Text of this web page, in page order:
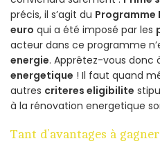
précis, il s’agit du Programme
euro qui a été imposé par les
acteur dans ce programme
energie. Apprêtez-vous donc
energetique ! Il faut quand
autres criteres eligibilite
à la rénovation energetique
Tant d’avantages à gagner